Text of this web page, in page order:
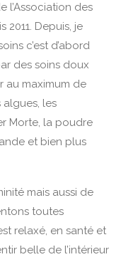
l’Association des
Depuis, je
c’est d’abord
des soins doux
au maximum de
algues, les
Morte, la poudre
et bien plus
mais aussi de
toutes
relaxé, en santé et
belle de l’intérieur